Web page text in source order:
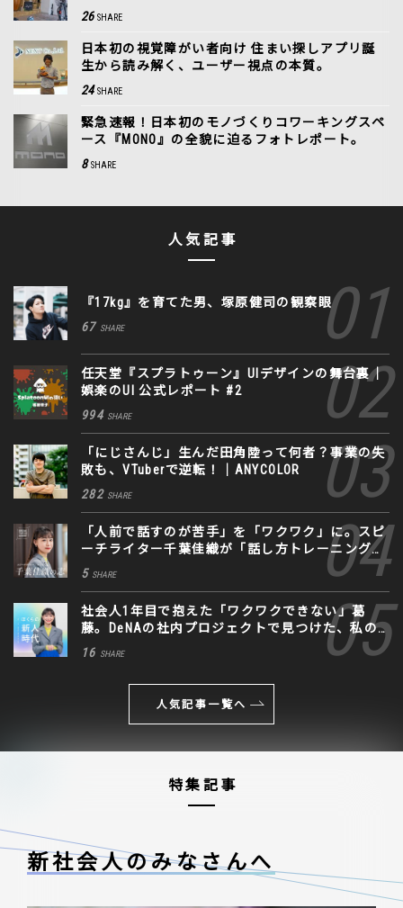
場合
26 SHARE
日本初の視覚障がい者向け 住まい探しアプリ誕
生から読み解く、ユーザー視点の本質。
24 SHARE
緊急速報！日本初のモノづくりコワーキングスペ
ース『MONO』の全貌に迫るフォトレポート。
8 SHARE
人気記事
『17kg』を育てた男、塚原健司の観察眼
67 SHARE
任天堂『スプラトゥーン』UIデザインの舞台裏｜
娯楽のUI 公式レポート #2
994 SHARE
「にじさんじ」生んだ田角陸って何者？事業の失
敗も、VTuberで逆転！｜ANYCOLOR
282 SHARE
「人前で話すのが苦手」を「ワクワク」に。スピ
ーチライター千葉佳織が「話し方トレーニング」
に込めた思い
5 SHARE
社会人1年目で抱えた「ワクワクできない」葛
藤。DeNAの社内プロジェクトで見つけた、私の
生きる道
16 SHARE
人気記事一覧へ
特集記事
新社会人のみなさんへ